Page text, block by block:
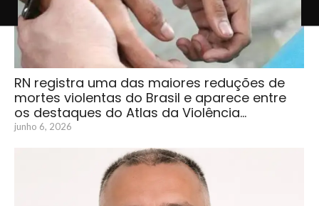
RN registra uma das maiores reduções de
mortes violentas do Brasil e aparece entre
os destaques do Atlas da Violência…
junho 6, 2026